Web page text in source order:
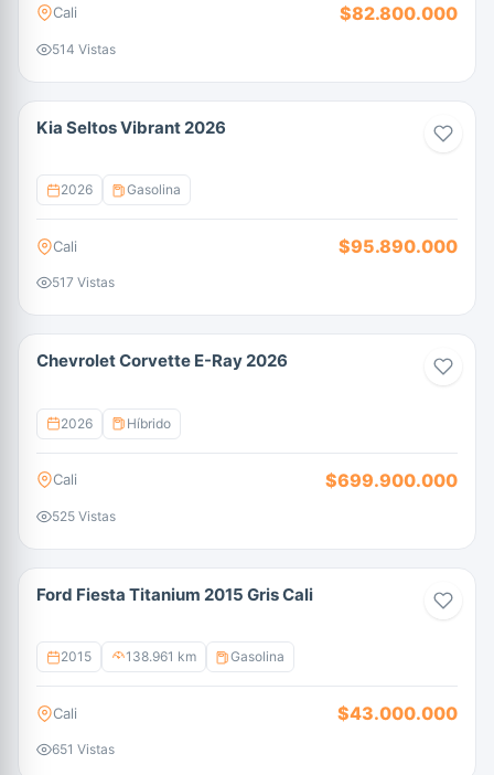
Cali $82.800.000
514 Vistas
Kia Seltos Vibrant 2026
2026 Gasolina
Cali $95.890.000
517 Vistas
Chevrolet Corvette E-Ray 2026
2026 Híbrido
Cali $699.900.000
525 Vistas
Ford Fiesta Titanium 2015 Gris Cali
2015 138.961 km Gasolina
Cali $43.000.000
651 Vistas